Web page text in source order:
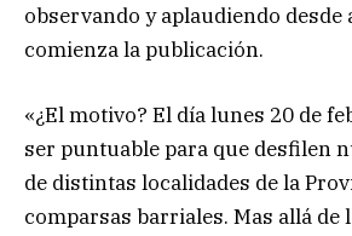
observando y aplaudiendo desde
comienza la publicación.
«¿El motivo? El día lunes 20 de
ser puntuable para que desfilen
de distintas localidades de la
comparsas barriales. Mas allá de